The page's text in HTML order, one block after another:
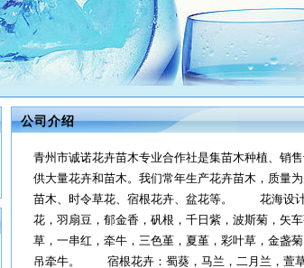
公司介绍
青州市诚诺花卉苗木专业合作社是集苗木种植、销
供大量花卉和苗木。我们常年生产花卉苗木，质量
苗木、时令草花、宿根花卉、盆花等。 花海设计
花，羽扇豆，郁金香，矾根，千日紫，波斯菊，
草，一串红，牵牛，三色堇，夏堇，彩叶草，金盏
吊牵牛。 宿根花卉：蜀葵，马兰，二月兰，萱草